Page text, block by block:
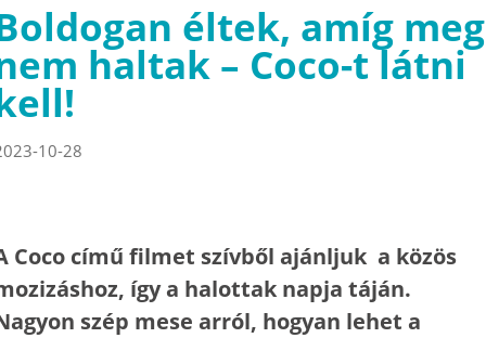
éltek, amíg meg
haltak – Coco-t látni
10-28
Coco című filmet szívből ajánljuk a közös
így a halottak napja táján.
szép mese arról, hogyan lehet a